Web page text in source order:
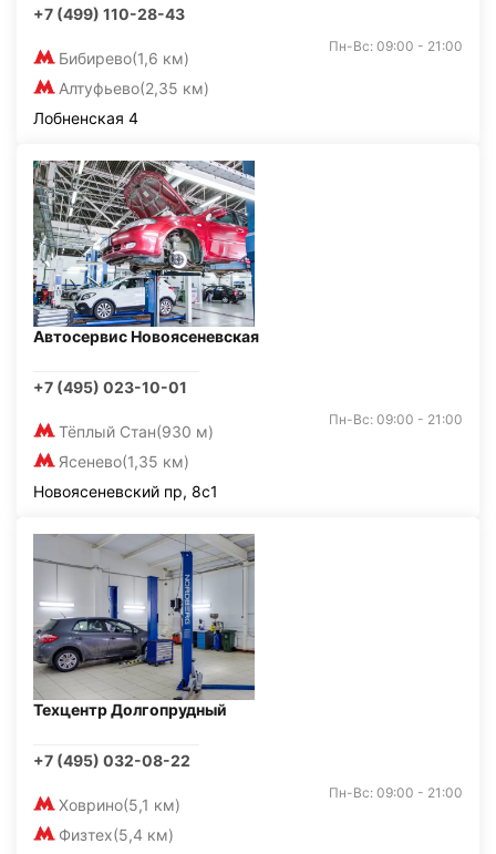
+7 (499) 110-28-43
Бибирево(1,6 км)
Алтуфьево(2,35 км)
Пн-Вс: 09:00 - 21:00
Лобненская 4
Автосервис Новоясеневская
+7 (495) 023-10-01
Тёплый Стан(930 м)
Ясенево(1,35 км)
Пн-Вс: 09:00 - 21:00
Новоясеневский пр, 8с1
Техцентр Долгопрудный
+7 (495) 032-08-22
Ховрино(5,1 км)
Физтех(5,4 км)
Пн-Вс: 09:00 - 21:00